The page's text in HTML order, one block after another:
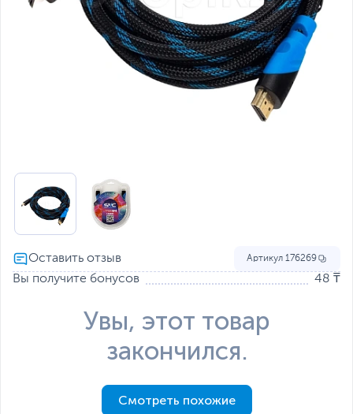
Артикул 176269
Вы получите бонусов 48 ₸
Увы, этот товар
закончился.
Смотреть похожие